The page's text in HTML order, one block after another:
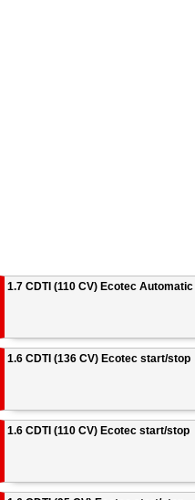
1.7 CDTI (110 CV) Ecotec Automatic
1.6 CDTI (136 CV) Ecotec start/stop
1.6 CDTI (110 CV) Ecotec start/stop